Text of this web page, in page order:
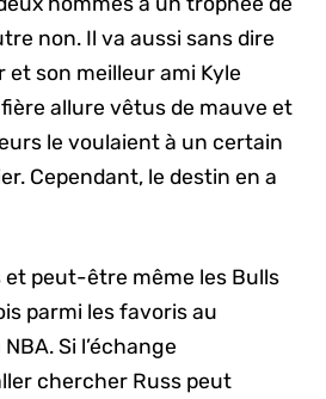
non. Il va aussi sans dire
et son meilleur ami Kyle
allure vêtus de mauve et
le voulaient à un certain
Cependant, le destin en a
et peut-être même les Bulls
parmi les favoris au
Si l’échange
chercher Russ peut